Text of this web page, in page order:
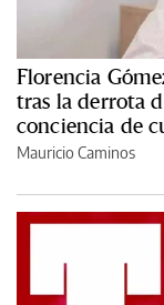
Florencia
tras la derrota
conciencia de
Mauricio Caminos